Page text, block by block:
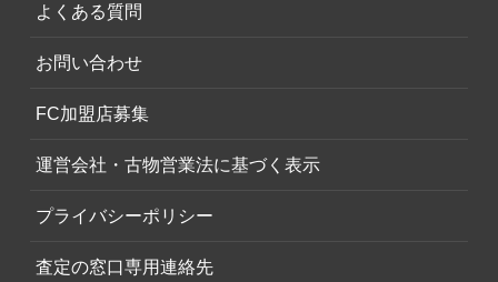
よくある質問
お問い合わせ
FC加盟店募集
運営会社・古物営業法に基づく表示
プライバシーポリシー
査定の窓口専用連絡先